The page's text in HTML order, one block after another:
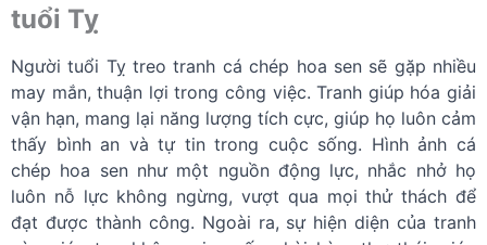
tuổi Tỵ
Người tuổi Tỵ treo tranh cá chép hoa sen sẽ gặp nhiều
may mắn, thuận lợi trong công việc. Tranh giúp hóa giải
vận hạn, mang lại năng lượng tích cực, giúp họ luôn cảm
thấy bình an và tự tin trong cuộc sống. Hình ảnh cá
chép hoa sen như một nguồn động lực, nhắc nhở họ
luôn nỗ lực không ngừng, vượt qua mọi thử thách để
đạt được thành công. Ngoài ra, sự hiện diện của tranh